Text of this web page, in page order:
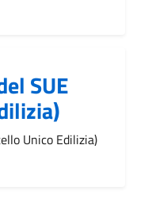
SUE
Unico Edilizia)